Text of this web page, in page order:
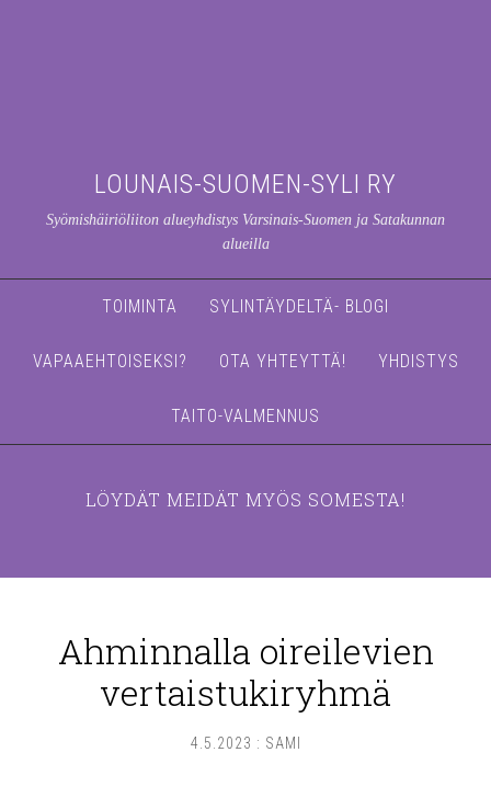
LOUNAIS-SUOMEN-SYLI RY
Syömishäiriöliiton alueyhdistys Varsinais-Suomen ja Satakunnan
alueilla
TOIMINTA SYLINTÄYDELTÄ- BLOGI
VAPAAEHTOISEKSI? OTA YHTEYTTÄ! YHDISTYS
TAITO-VALMENNUS
LÖYDÄT MEIDÄT MYÖS SOMESTA!
Ahminnalla oireilevien
vertaistukiryhmä
4.5.2023 : SAMI